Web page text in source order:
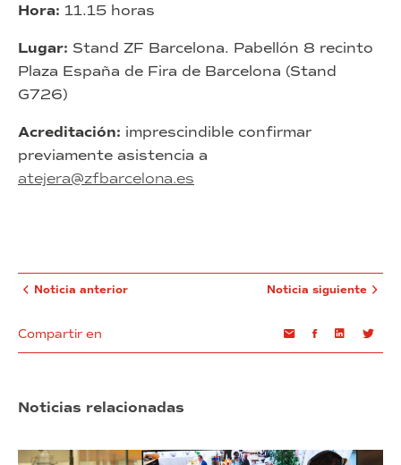
Hora: 11.15 horas
Lugar: Stand ZF Barcelona. Pabellón 8 recinto
Plaza España de Fira de Barcelona (Stand
G726)
Acreditación: imprescindible confirmar
previamente asistencia a
atejera@zfbarcelona.es
Noticia anterior
Compartir en EmailFacebookLinkedin
Noticia siguiente
Noticias relacionadas